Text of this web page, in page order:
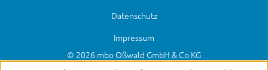
Datenschutz
Impressum
© 2026 mbo Oßwald GmbH & Co KG